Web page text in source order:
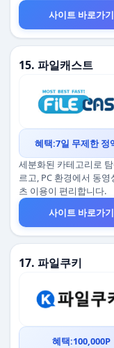
사이트 바로가기
15. 파일캐스트
혜택:7일 무제한 정
세분화된 카테고리로
르고, PC 환경에서 동영
츠 이용이 편리합니다.
사이트 바로가기
17. 파일쿠키
혜택:100,000P